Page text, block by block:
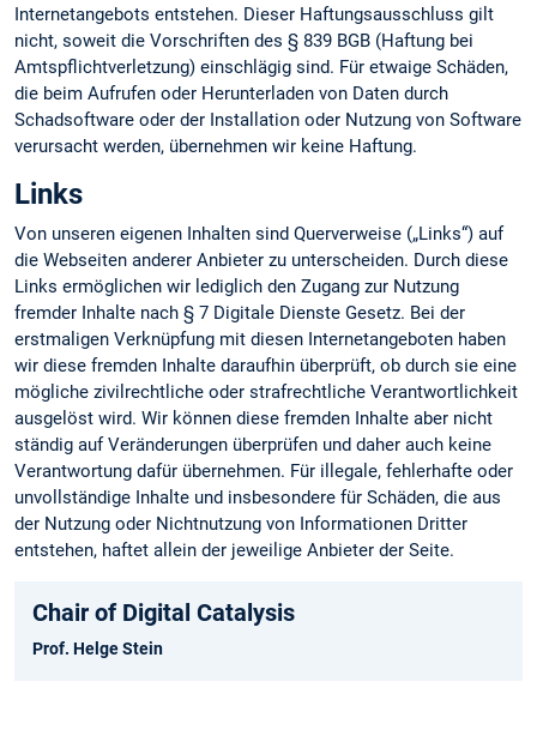
Internetangebots entstehen. Dieser Haftungsausschluss gilt
nicht, soweit die Vorschriften des § 839 BGB (Haftung bei
Amtspflichtverletzung) einschlägig sind. Für etwaige Schäden,
die beim Aufrufen oder Herunterladen von Daten durch
Schadsoftware oder der Installation oder Nutzung von Software
verursacht werden, übernehmen wir keine Haftung.
Links
Von unseren eigenen Inhalten sind Querverweise („Links“) auf
die Webseiten anderer Anbieter zu unterscheiden. Durch diese
Links ermöglichen wir lediglich den Zugang zur Nutzung
fremder Inhalte nach § 7 Digitale Dienste Gesetz. Bei der
erstmaligen Verknüpfung mit diesen Internetangeboten haben
wir diese fremden Inhalte daraufhin überprüft, ob durch sie eine
mögliche zivilrechtliche oder strafrechtliche Verantwortlichkeit
ausgelöst wird. Wir können diese fremden Inhalte aber nicht
ständig auf Veränderungen überprüfen und daher auch keine
Verantwortung dafür übernehmen. Für illegale, fehlerhafte oder
unvollständige Inhalte und insbesondere für Schäden, die aus
der Nutzung oder Nichtnutzung von Informationen Dritter
entstehen, haftet allein der jeweilige Anbieter der Seite.
Chair of Digital Catalysis
Prof. Helge Stein